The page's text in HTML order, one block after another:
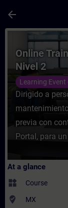
arrow_back
Course -
Online
Nivel 2
Learning Event
Dirigido a
previa con
Portal, para
At a glance
widgets Course
where_to_vote MX